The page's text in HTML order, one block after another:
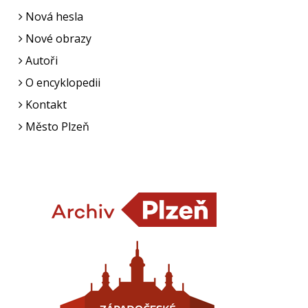
Nová hesla
Nové obrazy
Autoři
O encyklopedii
Kontakt
Město Plzeň